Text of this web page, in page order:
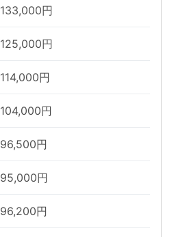
133,000円
125,000円
114,000円
104,000円
96,500円
95,000円
96,200円